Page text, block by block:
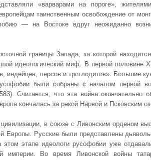
«варварами на пороге»,
таинственным освобождение от
— на Востоке вдруг неожиданно
границы Запада, за которой
идеологический миф. В первой половине
индейцев, персов и троглодитов». Большие
были собраны с началом первой
Считается, что эта война окончательно
кончалась за рекой Нарвой и Псковским
в союзе с Ливонским орденом
Европы. Русские были представлены
этапе идеологи русофобии уже
империи. Во время Ливонской войны